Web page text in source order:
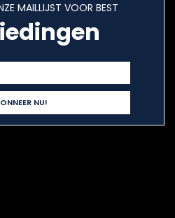
MAILLIJST VOOR BEST